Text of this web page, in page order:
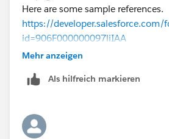
Here are some sample references.
https://developer.salesforce.com/
id=906F000000097liIAA
https://www.interactiveties.com/
Mehr anzeigen
Als hilfreich markieren